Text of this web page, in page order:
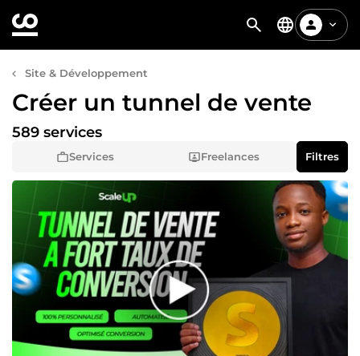
Site & Développement
Créer un tunnel de vente
Services Freelances
589 services
Filtres